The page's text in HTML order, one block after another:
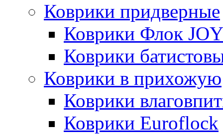
Коврики придверные
Коврики Флок
Коврики
Коврики в прихожую
Коврики
Коврики Euroflock